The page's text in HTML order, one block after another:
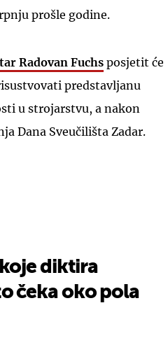
prošle godine.
Radovan Fuchs posjetit će
predstavljanu
u strojarstvu, a nakon
Dana Sveučilišta Zadar.
diktira
čeka oko pola